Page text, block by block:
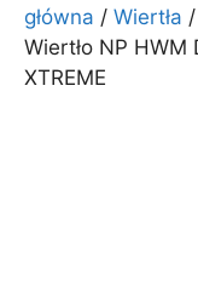
główna / Wiertła /
Wiertło NP
XTREME